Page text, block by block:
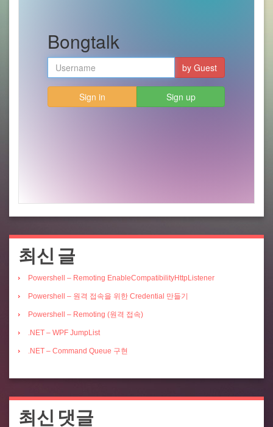
최신 글
Powershell – Remoting EnableCompatibilityHttpListener
Powershell – 원격 접속을 위한 Credential 만들기
Powershell – Remoting (원격 접속)
.NET – WPF JumpList
.NET – Command Queue 구현
최신 댓글